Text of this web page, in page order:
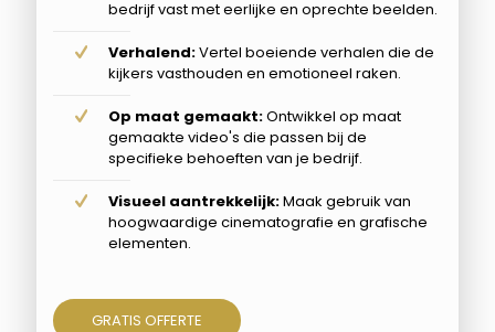
bedrijf vast met eerlijke en oprechte beelden.
Verhalend:Vertel boeiende verhalen die de
kijkers vasthouden en emotioneel raken.
Op maat gemaakt:Ontwikkel op maat
gemaakte video's die passen bij de
specifieke behoeften van je bedrijf.
Visueel aantrekkelijk:Maak gebruik van
hoogwaardige cinematografie en grafische
elementen.
GRATIS OFFERTE